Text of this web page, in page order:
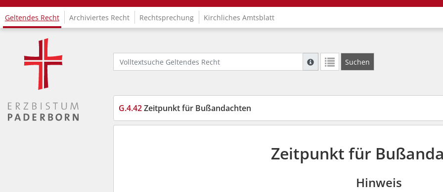
Logo Fachinformationssystem Kirchenrecht
Geltendes Recht Archiviertes Recht Rechtsprechung Kirchliches Amtsblatt
Volltextsuche Geltendes Recht
Suche mit Platzhalter "*", Bsp. Pfarrer*,
Suchen
G.4.42Zeitpunkt für Bußandachten
Zeitpunkt für
Hinweis